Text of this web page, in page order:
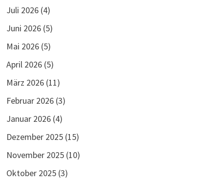
Juli 2026 (4)
Juni 2026 (5)
Mai 2026 (5)
April 2026 (5)
März 2026 (11)
Februar 2026 (3)
Januar 2026 (4)
Dezember 2025 (15)
November 2025 (10)
Oktober 2025 (3)